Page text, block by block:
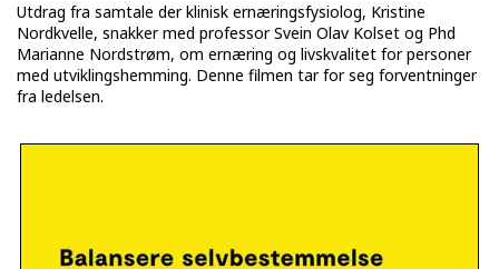
Utdrag fra samtale der klinisk ernæringsfysiolog, Kristine
Nordkvelle, snakker med professor Svein Olav Kolset og Phd
Marianne Nordstrøm, om ernæring og livskvalitet for personer
med utviklingshemming. Denne filmen tar for seg forventninger
fra ledelsen.